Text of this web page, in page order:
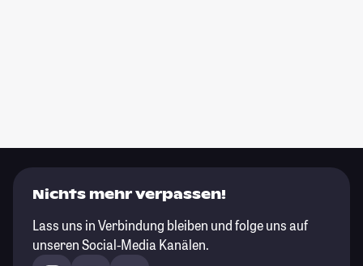
Nichts mehr verpassen!
Lass uns in Verbindung bleiben und folge uns auf
unseren Social-Media Kanälen.